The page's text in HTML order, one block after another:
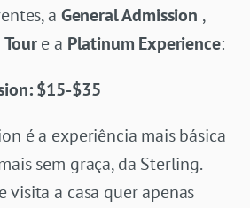
a General Admission ,
Toure a Platinum Experience:
$15-$35
é a experiência mais básica
sem graça, da Sterling.
visita a casa quer apenas